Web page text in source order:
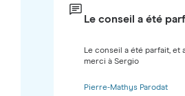
Le conseil a été
Le conseil a été parfait,
merci à Sergio
Pierre-Mathys Parodat